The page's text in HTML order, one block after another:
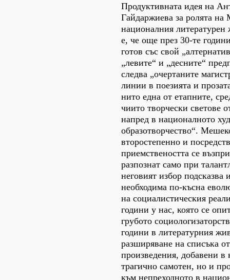
Продуктивната идея на
Гайдаржиева за ролята
националния литературен
е, че още през 30-те
готов със свой
„левите“ и „десните“
следва „очертаните
линии в поезията и
нито една от етапните,
чиито творчески светове
напред в националното
образотворчество“.
второстепенно и
приемствеността се
разпознат само при
неговият избор подсказва
необходима по-късна
на социалистическия
години у нас, която се
грубото
години в литературния
разширяване на списъка
произведения, добавени
трагично самотен, но и
към непреходното в